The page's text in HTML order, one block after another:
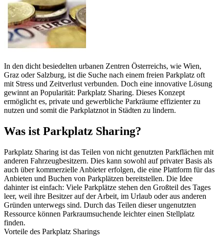
In den dicht besiedelten urbanen Zentren Österreichs, wie Wien,
Graz oder Salzburg, ist die Suche nach einem freien Parkplatz oft
mit Stress und Zeitverlust verbunden. Doch eine innovative Lösung
gewinnt an Popularität: Parkplatz Sharing. Dieses Konzept
ermöglicht es, private und gewerbliche Parkräume effizienter zu
nutzen und somit die Parkplatznot in Städten zu lindern.
Was ist Parkplatz Sharing?
Parkplatz Sharing ist das Teilen von nicht genutzten Parkflächen mit
anderen Fahrzeugbesitzern. Dies kann sowohl auf privater Basis als
auch über kommerzielle Anbieter erfolgen, die eine Plattform für das
Anbieten und Buchen von Parkplätzen bereitstellen. Die Idee
dahinter ist einfach: Viele Parkplätze stehen den Großteil des Tages
leer, weil ihre Besitzer auf der Arbeit, im Urlaub oder aus anderen
Gründen unterwegs sind. Durch das Teilen dieser ungenutzten
Ressource können Parkraumsuchende leichter einen Stellplatz
finden.
Vorteile des Parkplatz Sharings